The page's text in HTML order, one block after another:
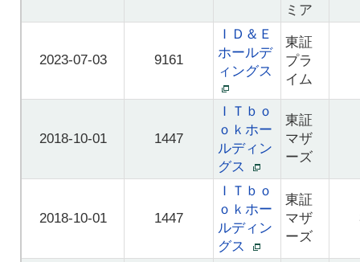
ミア
2023-07-03 9161
ＩＤ＆Ｅ
ホールデ
ィングス
東証
プラ
イム
2018-10-01 1447
ＩＴｂｏ
ｏｋホー
ルディン
グス
東証
マザ
ーズ
2018-10-01 1447
ＩＴｂｏ
ｏｋホー
ルディン
グス
東証
マザ
ーズ